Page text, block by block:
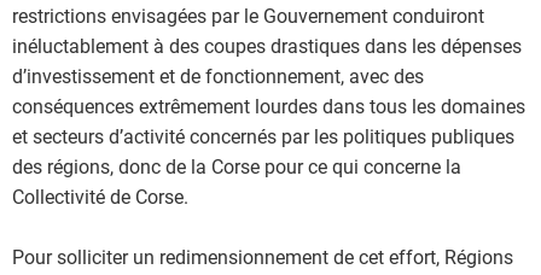
restrictions envisagées par le Gouvernement conduiront
inéluctablement à des coupes drastiques dans les dépenses
d’investissement et de fonctionnement, avec des
conséquences extrêmement lourdes dans tous les domaines
et secteurs d’activité concernés par les politiques publiques
des régions, donc de la Corse pour ce qui concerne la
Collectivité de Corse.
Pour solliciter un redimensionnement de cet effort, Régions